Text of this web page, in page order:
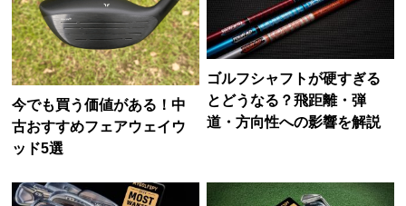
今でも買う価値がある！中
古おすすめフェアウェイウ
ッド5選
ゴルフシャフトが硬すぎる
とどうなる？飛距離・弾
道・方向性への影響を解説